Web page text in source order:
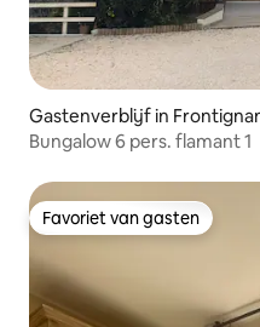
Gastenverblijf in
Bungalow 6 pers. flamant 1
Favoriet van gasten
Favoriet van gasten